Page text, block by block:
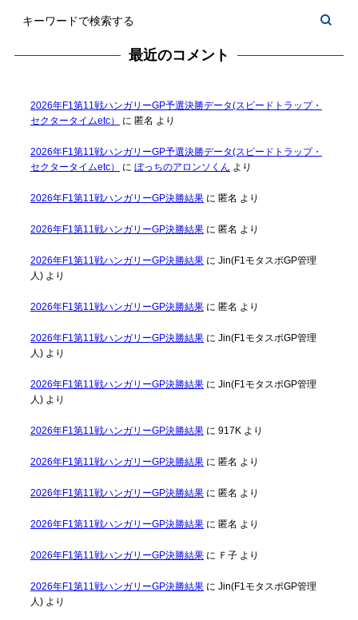
最近のコメント
2026年F1第11戦ハンガリーGP予選決勝データ(スピードトラップ・
セクタータイムetc）
に 匿名 より
2026年F1第11戦ハンガリーGP予選決勝データ(スピードトラップ・
セクタータイムetc）
に ぼっちのアロンソくん より
2026年F1第11戦ハンガリーGP決勝結果に 匿名 より
2026年F1第11戦ハンガリーGP決勝結果に 匿名 より
2026年F1第11戦ハンガリーGP決勝結果に Jin(F1モタスポGP管理
人)より
2026年F1第11戦ハンガリーGP決勝結果に 匿名 より
2026年F1第11戦ハンガリーGP決勝結果に Jin(F1モタスポGP管理
人)より
2026年F1第11戦ハンガリーGP決勝結果に Jin(F1モタスポGP管理
人)より
2026年F1第11戦ハンガリーGP決勝結果に 917Kより
2026年F1第11戦ハンガリーGP決勝結果に 匿名 より
2026年F1第11戦ハンガリーGP決勝結果に 匿名 より
2026年F1第11戦ハンガリーGP決勝結果に 匿名 より
2026年F1第11戦ハンガリーGP決勝結果に Ｆ子より
2026年F1第11戦ハンガリーGP決勝結果に Jin(F1モタスポGP管理
人)より